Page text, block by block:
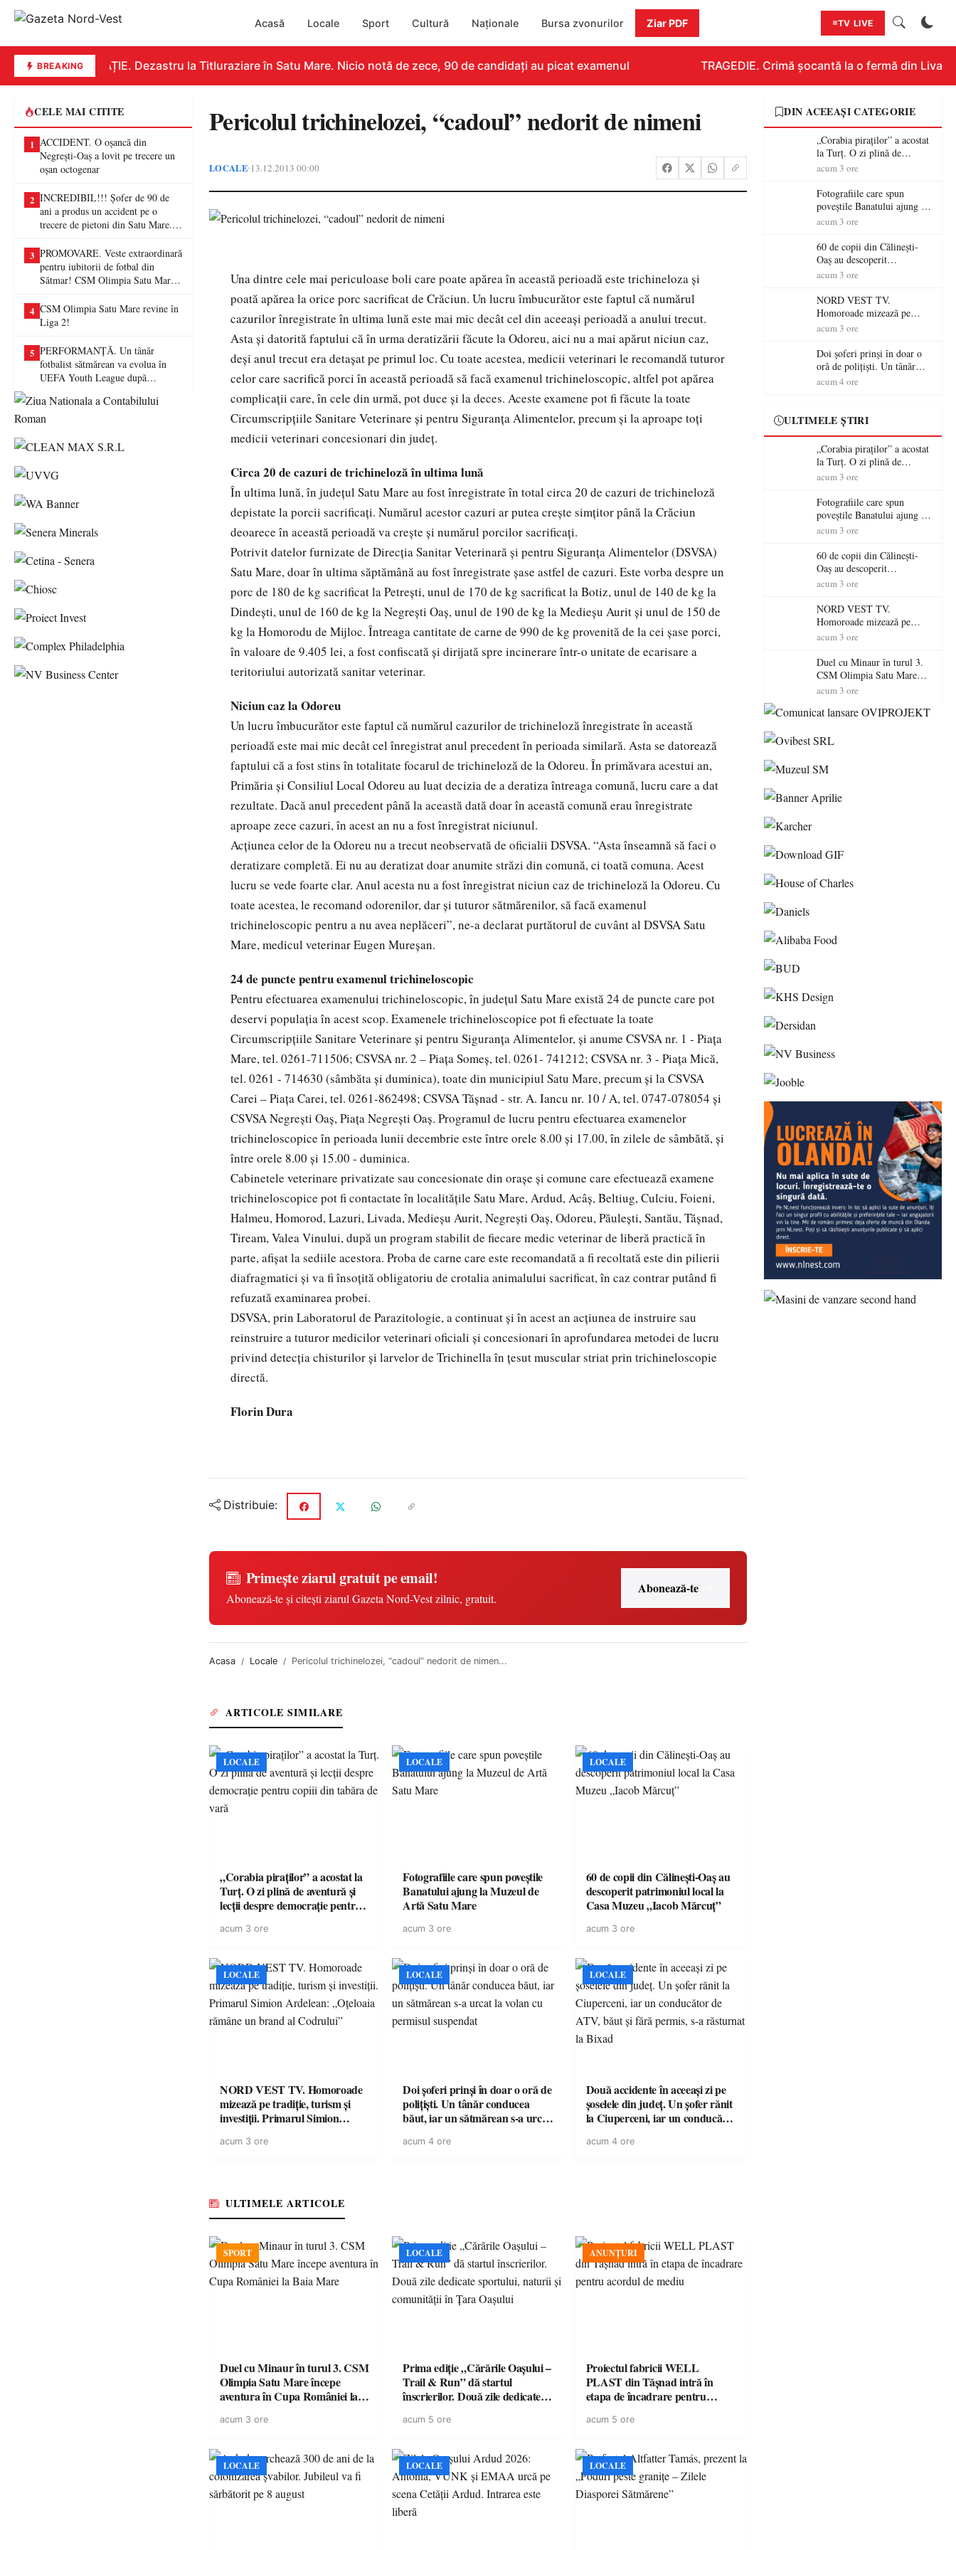
Acasă Locale Sport Cultură Naționale Bursa zvonurilor Ziar PDF TV LIVE
BREAKING
EDUCAȚIE. Dezastru la Titluraziare în Satu Mare. Nicio notă de zece, 90 de candidați au picat examenul TRAGEDIE. Crimă șocantă la o fermă din
CELE MAI CITITE
1 ACCIDENT. O oșancă din
Negrești-Oaș a lovit pe trecere un
oșan octogenar
2 INCREDIBIL!!! Șofer de 90 de
ani a produs un accident pe o
trecere de pietoni din Satu Mare. O
3 PROMOVARE. Veste extraordinară
pentru iubitorii de fotbal din
Sătmar! CSM Olimpia Satu Mare
4 CSM Olimpia Satu Mare revine în
Liga 2!
5 PERFORMANȚĂ. Un tânăr
fotbalist sătmărean va evolua în
UEFA Youth League după
Pericolul trichinelozei, “cadoul” nedorit de nimeni
LOCALE•13.12.2013 00:00
Una dintre cele mai periculoase boli care poate apărea în această perioadă este trichineloza şi
poată apărea la orice porc sacrificat de Crăciun. Un lucru îmbucurător este faptul că numărul
cazurilor înregistrate în ultima lună este mai mic decât cel din aceeaşi perioadă a anului trecut.
Asta şi datorită faptului că în urma deratizării făcute la Odoreu, aici nu a mai apărut niciun caz,
deşi anul trecut era detaşat pe primul loc. Cu toate acestea, medicii veterinari le recomandă tuturor
celor care sacrifică porci în această perioadă să facă examenul trichineloscopic, altfel pot apărea
complicaţii care, în cele din urmă, pot duce şi la deces. Aceste examene pot fi făcute la toate
Circumscripţiile Sanitare Veterinare şi pentru Siguranţa Alimentelor, precum şi la aproape toţi
medicii veterinari concesionari din judeţ.
Circa 20 de cazuri de trichineloză în ultima lună
În ultima lună, în judeţul Satu Mare au fost înregistrate în total circa 20 de cazuri de trichineloză
depistate la porcii sacrificaţi. Numărul acestor cazuri ar putea creşte simţitor până la Crăciun
deoarece în această perioadă va creşte şi numărul porcilor sacrificaţi.
Potrivit datelor furnizate de Direcţia Sanitar Veterinară şi pentru Siguranţa Alimentelor (DSVSA)
Satu Mare, doar în ultima săptămână au fost înregistrate şase astfel de cazuri. Este vorba despre un
porc de 180 de kg sacrificat la Petreşti, unul de 170 de kg sacrificat la Botiz, unul de 140 de kg la
Dindeşti, unul de 160 de kg la Negreşti Oaş, unul de 190 de kg la Medieşu Aurit şi unul de 150 de
kg la Homorodu de Mijloc. Întreaga cantitate de carne de 990 de kg provenită de la cei şase porci,
în valoare de 9.405 lei, a fost confiscată şi dirijată spre incinerare într-o unitate de ecarisare a
teritoriului autorizată sanitar veterinar.
Niciun caz la Odoreu
Un lucru îmbucurător este faptul că numărul cazurilor de trichineloză înregistrate în această
perioadă este mai mic decât cel înregistrat anul precedent în perioada similară. Asta se datorează
faptului că a fost stins în totalitate focarul de trichineloză de la Odoreu. În primăvara acestui an,
Primăria şi Consiliul Local Odoreu au luat decizia de a deratiza întreaga comună, lucru care a dat
rezultate. Dacă anul precedent până la această dată doar în această comună erau înregistrate
aproape zece cazuri, în acest an nu a fost înregistrat niciunul.
Acţiunea celor de la Odoreu nu a trecut neobservată de oficialii DSVSA. “Asta înseamnă să faci o
deratizare completă. Ei nu au deratizat doar anumite străzi din comună, ci toată comuna. Acest
lucru se vede foarte clar. Anul acesta nu a fost înregistrat niciun caz de trichineloză la Odoreu. Cu
toate acestea, le recomand odorenilor, dar şi tuturor sătmărenilor, să facă examenul
trichineloscopic pentru a nu avea neplăceri”, ne-a declarat purtătorul de cuvânt al DSVSA Satu
Mare, medicul veterinar Eugen Mureşan.
24 de puncte pentru examenul trichineloscopic
Pentru efectuarea examenului trichineloscopic, în judeţul Satu Mare există 24 de puncte care pot
deservi populaţia în acest scop. Examenele trichineloscopice pot fi efectuate la toate
Circumscripţiile Sanitare Veterinare şi pentru Siguranţa Alimentelor, şi anume CSVSA nr. 1 - Piaţa
Mare, tel. 0261-711506; CSVSA nr. 2 – Piaţa Someş, tel. 0261- 741212; CSVSA nr. 3 - Piaţa Mică,
tel. 0261 - 714630 (sâmbăta şi duminica), toate din municipiul Satu Mare, precum şi la CSVSA
Carei – Piaţa Carei, tel. 0261-862498; CSVSA Tăşnad - str. A. Iancu nr. 10 / A, tel. 0747-078054 şi
CSVSA Negreşti Oaş, Piaţa Negreşti Oaş. Programul de lucru pentru efectuarea examenelor
trichineloscopice în perioada lunii decembrie este între orele 8.00 şi 17.00, în zilele de sâmbătă, şi
între orele 8.00 şi 15.00 - duminica.
Cabinetele veterinare privatizate sau concesionate din oraşe şi comune care efectuează examene
trichineloscopice pot fi contactate în localităţile Satu Mare, Ardud, Acâş, Beltiug, Culciu, Foieni,
Halmeu, Homorod, Lazuri, Livada, Medieşu Aurit, Negreşti Oaş, Odoreu, Păuleşti, Santău, Tăşnad,
Tiream, Valea Vinului, după un program stabilit de fiecare medic veterinar de liberă practică în
parte, afişat la sediile acestora. Proba de carne care este recomandată a fi recoltată este din pilierii
diafragmatici şi va fi însoţită obligatoriu de crotalia animalului sacrificat, în caz contrar putând fi
refuzată examinarea probei.
DSVSA, prin Laboratorul de Parazitologie, a continuat şi în acest an acţiunea de instruire sau
reinstruire a tuturor medicilor veterinari oficiali şi concesionari în aprofundarea metodei de lucru
privind detecţia chisturilor şi larvelor de Trichinella în ţesut muscular striat prin trichineloscopie
directă.
Florin Dura
Distribuie:
Primește ziarul gratuit pe email!
Abonează-te și citești ziarul Gazeta Nord-Vest zilnic, gratuit.
Abonează-te
Acasa Locale Pericolul trichinelozei, “cadoul” nedorit de nimen...
ARTICOLE SIMILARE
LOCALE
„Corabia piraților” a acostat la
Turț. O zi plină de aventură și
lecții despre democrație pentru
acum 3 ore
LOCALE
Fotografiile care spun poveștile
Banatului ajung la Muzeul de
Artă Satu Mare
acum 3 ore
LOCALE
60 de copii din Călinești-Oaș au
descoperit patrimoniul local la
Casa Muzeu „Iacob Mărcuț”
acum 3 ore
LOCALE
NORD VEST TV. Homoroade
mizează pe tradiție, turism și
investiții. Primarul Simion
brand al Codrului”
acum 3 ore
LOCALE
Doi șoferi prinși în doar o oră de
polițiști. Un tânăr conducea
băut, iar un sătmărean s-a urcat
acum 4 ore
LOCALE
Două accidente în aceeași zi pe
șoselele din județ. Un șofer rănit
la Ciuperceni, iar un conducător
răsturnat la Bixad
acum 4 ore
ULTIMELE ARTICOLE
SPORT
Duel cu Minaur în turul 3. CSM
Olimpia Satu Mare începe
aventura în Cupa României la
acum 3 ore
LOCALE
Prima ediție „Cărările Oașului –
Trail & Run” dă startul
înscrierilor. Două zile dedicate
în Țara Oașului
acum 5 ore
ANUNȚURI
Proiectul fabricii WELL
PLAST din Tășnad intră în
etapa de încadrare pentru
acum 5 ore
LOCALE LOCALE LOCALE
DIN ACEEAȘI CATEGORIE
„Corabia piraților” a acostat
la Turț. O zi plină de
aventură și lecții despre
tabăra de vară
acum 3 ore
Fotografiile care spun
poveștile Banatului ajung la
Muzeul de Artă Satu Mare
acum 3 ore
60 de copii din Călinești-
Oaș au descoperit
patrimoniul local la Casa
acum 3 ore
NORD VEST TV.
Homoroade mizează pe
tradiție, turism și investiții.
„Oțeloaia rămâne un brand
al Codrului”
acum 3 ore
Doi șoferi prinși în doar o
oră de polițiști. Un tânăr
conducea băut, iar un
acum 4 ore
ULTIMELE ȘTIRI
„Corabia piraților” a acostat
la Turț. O zi plină de
aventură și lecții despre
tabăra de vară
acum 3 ore
Fotografiile care spun
poveștile Banatului ajung la
Muzeul de Artă Satu Mare
acum 3 ore
60 de copii din Călinești-
Oaș au descoperit
patrimoniul local la Casa
acum 3 ore
NORD VEST TV.
Homoroade mizează pe
tradiție, turism și investiții.
„Oțeloaia rămâne un brand
al Codrului”
acum 3 ore
Duel cu Minaur în turul 3.
CSM Olimpia Satu Mare
începe aventura în Cupa
acum 3 ore